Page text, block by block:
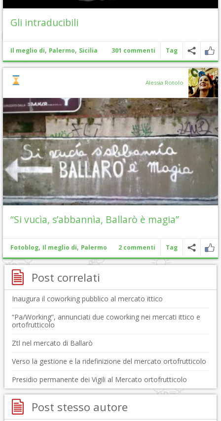
Gli intraducibili
Il meglio di, Palermo, Sicilia 301 commenti Tag
Alessia Rotolo
“Si vucìa, s’abbannìa, Ballarò è magia”
Fotoblog, Il meglio di, Palermo 2 commenti Tag
Post correlati
Inaugura il coworking pubblico al mercato ittico
“Pa/Working”, annunciati due coworking nei mercati ittico e
ortofrutticolo
Ztl nel mercato di Ballarò
Verso la gestione e la ridefinizione del mercato ortofrutticolo
Presidio permanente dei Vigili al Mercato ortofrutticolo
Post stesso autore